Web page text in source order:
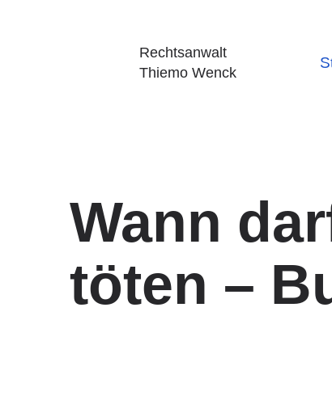
Rechtsanwalt
Thiemo Wenck
Wann
töten –